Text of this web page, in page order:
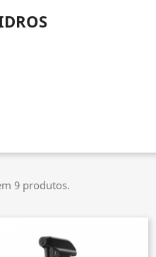
9 produtos.